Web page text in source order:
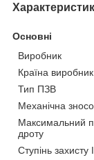
Основні
Виробник
Країна виробник
Тип ПЗВ
Механічна
Максимальний
дроту
Ступінь захисту